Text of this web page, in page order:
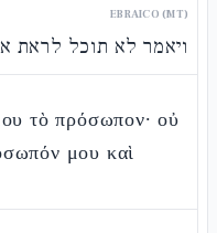
EBRAICO (MT)
ויאמר לא תוכל לראת
τὸ πρόσωπον· οὐ
μου καὶ